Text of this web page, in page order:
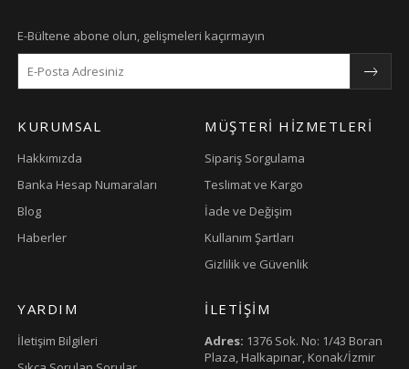
KURUMSAL
Hakkımızda
Banka Hesap Numaraları
Blog
Haberler
MÜŞTERI HIZMETLERI
Sipariş Sorgulama
Teslimat ve Kargo
İade ve Değişim
Kullanım Şartları
Gizlilik ve Güvenlik
YARDIM
İletişim Bilgileri
İLETIŞIM
Adres: 1376 Sok. No: 1/43 Boran
Plaza, Halkapınar, Konak/İzmir
E-Bültene abone olun, gelişmeleri kaçırmayın